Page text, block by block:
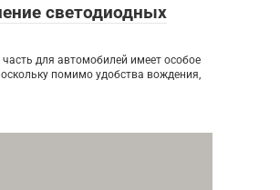
светодиодных
часть для автомобилей имеет особое
помимо удобства вождения,